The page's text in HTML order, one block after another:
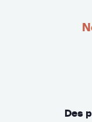
Des